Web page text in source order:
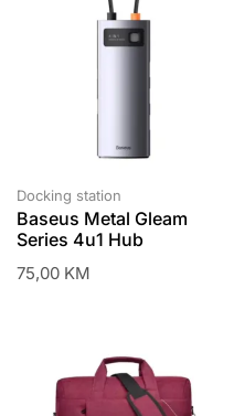
Docking station
Baseus Metal Gleam
Series 4u1 Hub
75,00 KM